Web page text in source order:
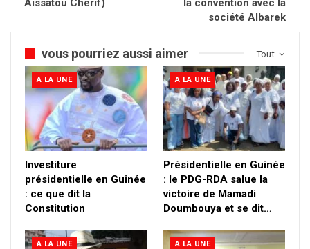
Aissatou Cherif)
la convention avec la
société Albarek
Tout
vous pourriez aussi aimer
A LA UNE
Investiture
présidentielle en Guinée
: ce que dit la
Constitution
A LA UNE
Présidentielle en Guinée
: le PDG-RDA salue la
victoire de Mamadi
Doumbouya et se dit…
A LA UNE A LA UNE